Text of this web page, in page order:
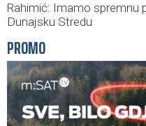
Rahimić: Imamo spremnu
Dunajsku Stredu
PROMO